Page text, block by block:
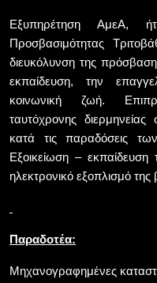
Εξυπηρέτηση ΑμεΑ,
Προσβασιμότητας
διευκόλυνση της
εκπαίδευση, την
κοινωνική ζωή.
ταυτόχρονης
κατά τις παραδόσεις
Εξοικείωση –
ηλεκτρονικό εξοπλισμό της
Παραδοτέα:
Μηχανογραφημένες